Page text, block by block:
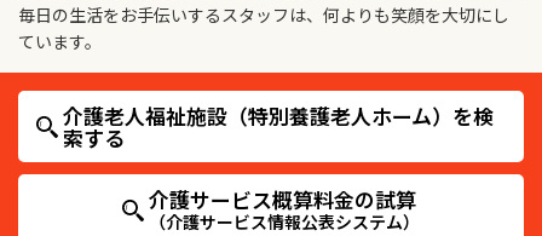
毎日の生活をお手伝いするスタッフは、何よりも笑顔を大切にし
ています。
介護老人福祉施設（特別養護老人ホーム）を検
索する
介護サービス概算料金の試算
（介護サービス情報公表システム）